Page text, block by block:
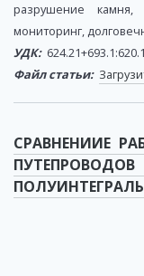
разрушение камня,
мониторинг,
УДК:
Файл статьи:
СРАВНЕНИИЕ